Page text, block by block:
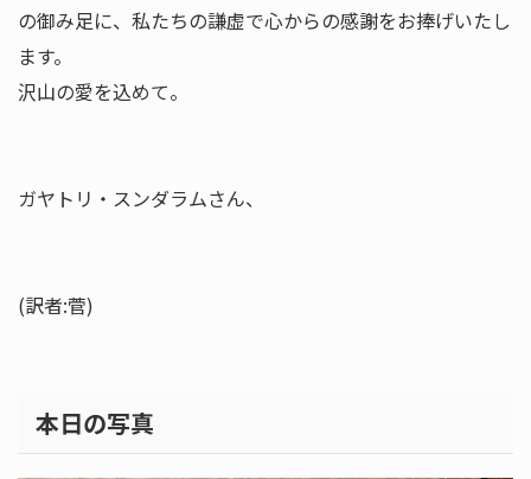
の御み足に、私たちの謙虚で心からの感謝をお捧げいたし
ます。
沢山の愛を込めて。
ガヤトリ・スンダラムさん、
(訳者:菅)
本日の写真